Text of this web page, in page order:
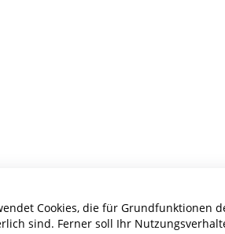
Cookies, die für Grundfunktionen
sind. Ferner soll Ihr